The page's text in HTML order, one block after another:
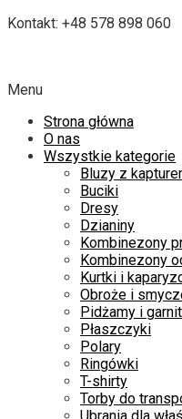
Kontakt: +48 578 898 060
Menu
Strona główna
O nas
Wszystkie kategorie
Bluzy z
Buciki
Dresy
Dzianiny
Kombinezony
Kombinezony
Kurtki i
Obroże i
Pidżamy i
Płaszczyki
Polary
Ringówki
T-shirty
Torby do